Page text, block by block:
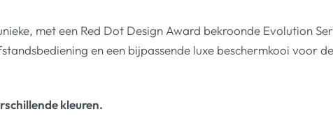
met een Red Dot Design Award bekroonde Evolution
en een bijpassende luxe beschermkooi voor
kleuren.